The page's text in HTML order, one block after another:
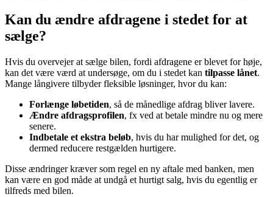
Kan du ændre afdragene i stedet for at
sælge?
Hvis du overvejer at sælge bilen, fordi afdragene er blevet for høje,
kan det være værd at undersøge, om du i stedet kan tilpasse lånet.
Mange långivere tilbyder fleksible løsninger, hvor du kan:
Forlænge løbetiden, så de månedlige afdrag bliver lavere.
Ændre afdragsprofilen, fx ved at betale mindre nu og mere
senere.
Indbetale et ekstra beløb, hvis du har mulighed for det, og
dermed reducere restgælden hurtigere.
Disse ændringer kræver som regel en ny aftale med banken, men
kan være en god måde at undgå et hurtigt salg, hvis du egentlig er
tilfreds med bilen.